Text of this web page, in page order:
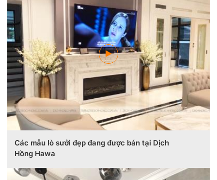
Các mẫu lò sưởi đẹp đang được bán tại Dịch
Hồng Hawa